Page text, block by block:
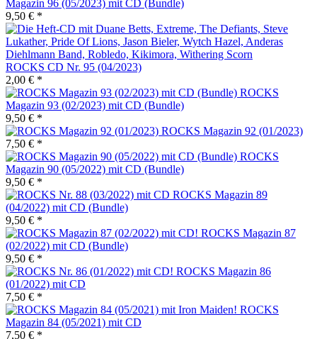
Magazin 96 (05/2023) mit CD (Bundle)
9,50 € *
ROCKS CD Nr. 95 (04/2023)
2,00 € *
ROCKS
Magazin 93 (02/2023) mit CD (Bundle)
9,50 € *
ROCKS Magazin 92 (01/2023)
7,50 € *
ROCKS
Magazin 90 (05/2022) mit CD (Bundle)
9,50 € *
ROCKS Magazin 89
(04/2022) mit CD (Bundle)
9,50 € *
ROCKS Magazin 87
(02/2022) mit CD (Bundle)
9,50 € *
ROCKS Magazin 86
(01/2022) mit CD
7,50 € *
ROCKS
Magazin 84 (05/2021) mit CD
7,50 € *